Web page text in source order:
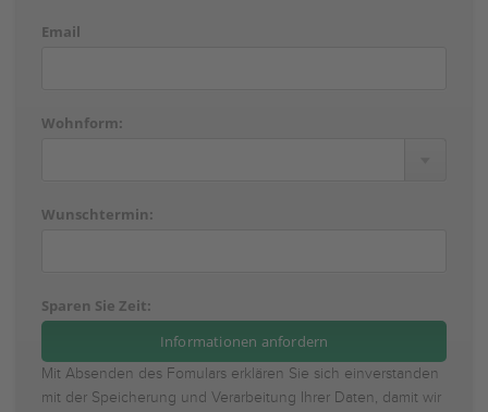
Email
Wohnform:
Wunschtermin:
Sparen Sie Zeit:
Mit Absenden des Fomulars erklären Sie sich einverstanden
mit der Speicherung und Verarbeitung Ihrer Daten, damit wir